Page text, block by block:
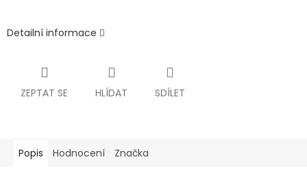
Detailní informace
ZEPTAT SE HLÍDAT SDÍLET
Popis Hodnocení Značka